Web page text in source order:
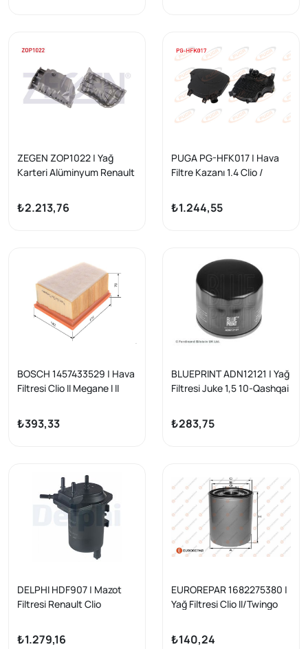
ZEGEN ZOP1022 | Yağ
Karteri Alüminyum Renault
1.9D (F8q-F9q)
₺2.213,76
PUGA PG-HFK017 | Hava
Filtre Kazanı 1.4 Clio /
₺1.244,55
BOSCH 1457433529 | Hava
Filtresi Clio II Megane I II
₺393,33
BLUEPRINT ADN12121 | Yağ
Filtresi Juke 1,5 10-Qashqai
15 K9k
₺283,75
DELPHI HDF907 | Mazot
Filtresi Renault Clio
1.5 DCI K9K
₺1.279,16
EUROREPAR 1682275380 |
Yağ Filtresi Clio II/Twingo
/Logan/Qashqai 03-
₺140,24